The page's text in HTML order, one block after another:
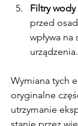
Filtry wody
przed
wpływa na
urządzenia.
Wymiana tych
oryginalne
utrzymanie